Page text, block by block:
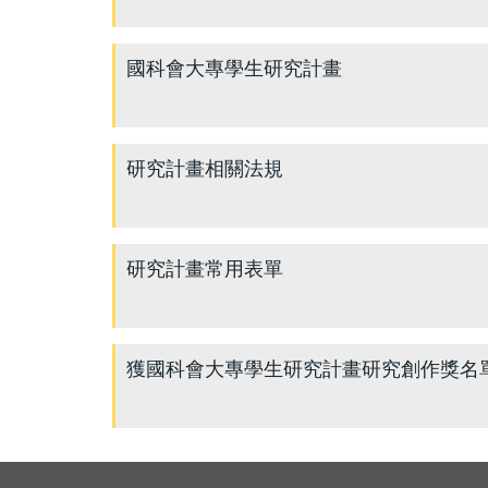
國科會大專學生研究計畫
研究計畫相關法規
研究計畫常用表單
獲國科會大專學生研究計畫研究創作獎名